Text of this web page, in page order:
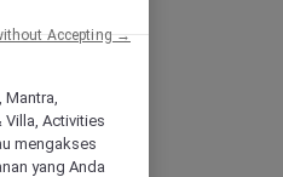
Mantra,
Villa, Activities
mengakses
yang Anda
Accepting →